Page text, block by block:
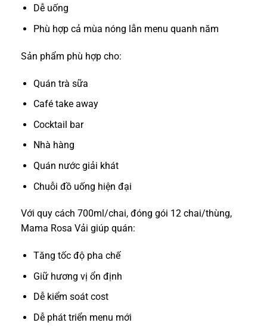
Dễ uống
Phù hợp cả mùa nóng lẫn menu quanh năm
Sản phẩm phù hợp cho:
Quán trà sữa
Café take away
Cocktail bar
Nhà hàng
Quán nước giải khát
Chuỗi đồ uống hiện đại
Với quy cách 700ml/chai, đóng gói 12 chai/thùng,
Mama Rosa Vải giúp quán:
Tăng tốc độ pha chế
Giữ hương vị ổn định
Dễ kiểm soát cost
Dễ phát triển menu mới